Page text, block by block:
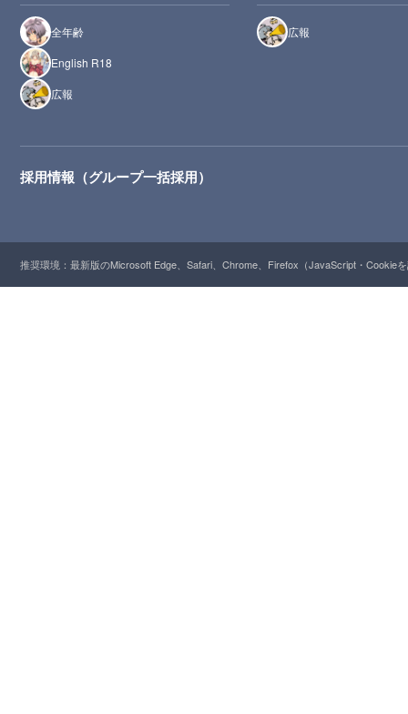
全年齢
English R18
広報
広報
採用情報（グループ一括採用）
推奨環境：最新版のMicrosoft Edge、Safari、Chrome、Firefox（JavaScript・Cookie